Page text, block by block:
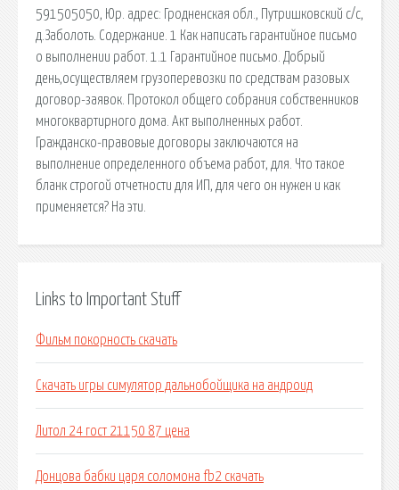
591505050, Юр. адрес: Гродненская обл., Путришковский с/с,
д.Заболоть. Содержание. 1 Как написать гарантийное письмо
о выполнении работ. 1.1 Гарантийное письмо. Добрый
день,осуществляем грузоперевозки по средствам разовых
договор-заявок. Протокол общего собрания собственников
многоквартирного дома. Акт выполненных работ.
Гражданско-правовые договоры заключаются на
выполнение определенного объема работ, для. Что такое
бланк строгой отчетности для ИП, для чего он нужен и как
применяется? На эти.
Links to Important Stuff
Фильм покорность скачать
Скачать игры симулятор дальнобойщика на андроид
Литол 24 гост 21150 87 цена
Донцова бабки царя соломона fb2 скачать